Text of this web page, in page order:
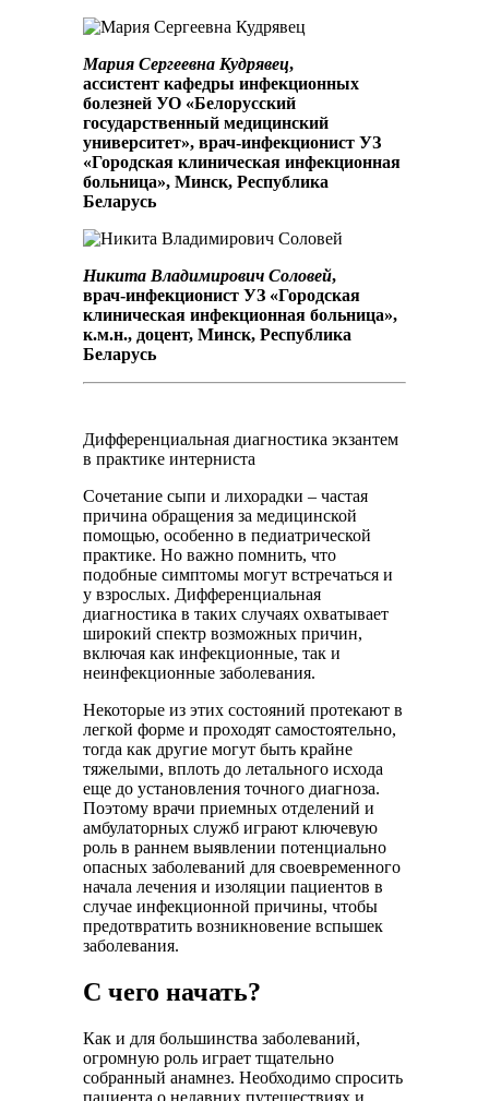
Мария Сергеевна Кудрявец,
ассистент кафедры инфекционных
болезней УО «Белорусский
государственный медицинский
университет», врач-инфекционист УЗ
«Городская клиническая инфекционная
больница», Минск, Республика
Беларусь
Никита Владимирович Соловей,
врач-инфекционист УЗ «Городская
клиническая инфекционная больница»,
к.м.н., доцент, Минск, Республика
Беларусь
Дифференциальная диагностика экзантем
в практике интерниста
Сочетание сыпи и лихорадки – частая
причина обращения за медицинской
помощью, особенно в педиатрической
практике. Но важно помнить, что
подобные симптомы могут встречаться и
у взрослых. Дифференциальная
диагностика в таких случаях охватывает
широкий спектр возможных причин,
включая как инфекционные, так и
неинфекционные заболевания.
Некоторые из этих состояний протекают в
легкой форме и проходят самостоятельно,
тогда как другие могут быть крайне
тяжелыми, вплоть до летального исхода
еще до установления точного диагноза.
Поэтому врачи приемных отделений и
амбулаторных служб играют ключевую
роль в раннем выявлении потенциально
опасных заболеваний для своевременного
начала лечения и изоляции пациентов в
случае инфекционной причины, чтобы
предотвратить возникновение вспышек
заболевания.
С чего начать?
Как и для большинства заболеваний,
огромную роль играет тщательно
собранный анамнез. Необходимо спросить
пациента о недавних путешествиях и